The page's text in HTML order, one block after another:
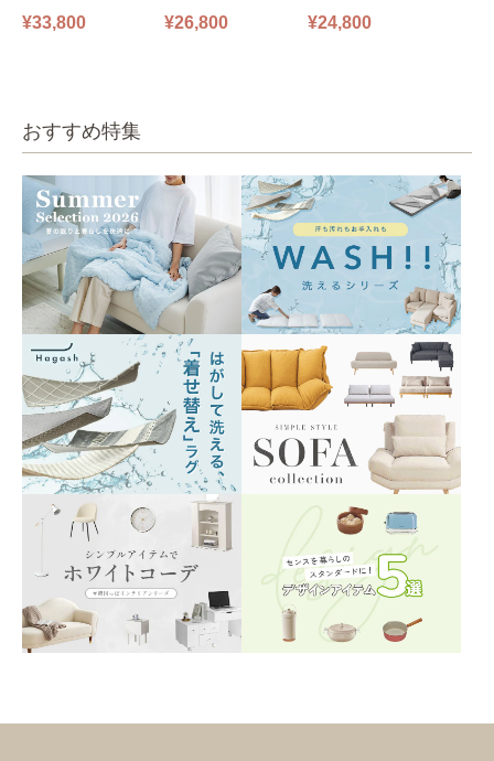
ファ フロアソファ 幅14
¥33,800
ファ フロアソファ 幅10
¥26,800
掛けソファ O’HANA ソ
¥24,800
おすすめ特集